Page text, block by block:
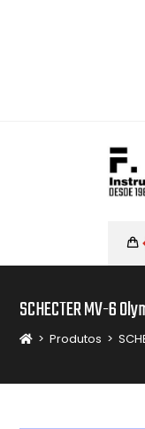
SCHECTER MV-6
> Produtos >